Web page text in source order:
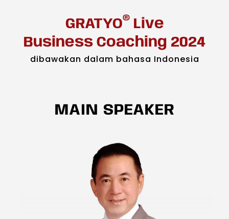
GRATYO® Live
Business Coaching 2024
dibawakan dalam bahasa Indonesia
MAIN SPEAKER